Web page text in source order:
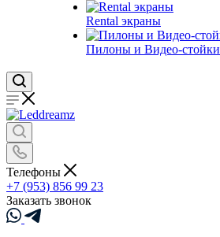
Rental экраны
Пилоны и Видео-стойки
Телефоны
+7 (953) 856 99 23
Заказать звонок